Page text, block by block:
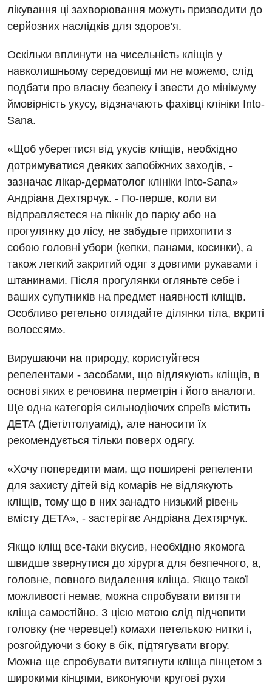
Інтернатура
Безкоштовні операції
Енциклопедія
Відгуки
Ангіографічні дослідження
Діагностичне відділення
Ендоскопічне відділення
Комп’ютерна томографія
Магнітно-резонансна томографія
Нейросонографія
Рентгенографія
УЗД
Для дорослих
Акушерство і гінекологія
Алергологія, імунологія
Андрологія
Безоплатні послуги
Вакцинація
Відділення інтенсивної терапії
Відділення кардіосудинної патології та неврології
Відділення невідкладних станів
Гінекологічне відділення
Денний стаціонар
Дієтологія
Ендокринологія
Кардіологія
Кардіохірургія
Мамологія
Медична психологія
Відділ госпіталізації
Відділення невідкладних станів
Відділення інтенсивної терапії
Гінекологічне відділення
Денний стаціонар
Діагностичне відділення
Ендоскопічне відділення
Онкологічне відділлення
Офтальмологічне відділення
Педіатричне відділення
Терапевтичне відділення
Травматологічне відділення
Хірургічне відділення
Швидка медична допомога
Декларування
Лікування гострого інфаркту
Національний скринінг здоров’я 40+
Українська
Російська
лікування ці захворювання можуть призводити до
серйозних наслідків для здоров'я.
Оскільки вплинути на чисельність кліщів у
навколишньому середовищі ми не можемо, слід
подбати про власну безпеку і звести до мінімуму
ймовірність укусу, відзначають фахівці клініки Into-
Sana.
«Щоб уберегтися від укусів кліщів, необхідно
дотримуватися деяких запобіжних заходів, -
зазначає лікар-дерматолог клініки Into-Sana»
Андріана Дехтярчук. - По-перше, коли ви
відправляєтеся на пікнік до парку або на
прогулянку до лісу, не забудьте прихопити з
собою головні убори (кепки, панами, косинки), а
також легкий закритий одяг з довгими рукавами і
штанинами. Після прогулянки огляньте себе і
ваших супутників на предмет наявності кліщів.
Особливо ретельно оглядайте ділянки тіла, вкриті
волоссям».
Вирушаючи на природу, користуйтеся
репелентами - засобами, що відлякують кліщів, в
основі яких є речовина перметрін і його аналоги.
Ще одна категорія сильнодіючих спреїв містить
ДЕТА (Діетілтолуамід), але наносити їх
рекомендується тільки поверх одягу.
«Хочу попередити мам, що поширені репеленти
для захисту дітей від комарів не відлякують
кліщів, тому що в них занадто низький рівень
вмісту ДЕТА», - застерігає Андріана Дехтярчук.
Якщо кліщ все-таки вкусив, необхідно якомога
швидше звернутися до хірурга для безпечного, а,
головне, повного видалення кліща. Якщо такої
можливості немає, можна спробувати витягти
кліща самостійно. З цією метою слід підчепити
головку (не черевце!) комахи петелькою нитки і,
розгойдуючи з боку в бік, підтягувати вгору.
Можна ще спробувати витягнути кліща пінцетом з
широкими кінцями, виконуючи кругові рухи